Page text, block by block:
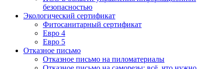
безопасностью
Экологический сертификат
Фитосанитарный сертификат
Евро 4
Евро 5
Отказное письмо
Отказное письмо на пиломатериалы